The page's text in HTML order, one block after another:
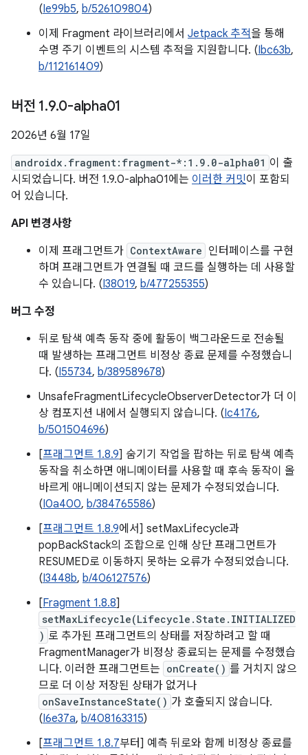
(Ie99b5, b/526109804)
이제 Fragment 라이브러리에서 Jetpack 추적을 통해
수명 주기 이벤트의 시스템 추적을 지원합니다. (Ibc63b,
b/112161409)
버전 1.9.0-alpha01
2026년 6월 17일
androidx.fragment:fragment-*:1.9.0-alpha01 이 출
시되었습니다. 버전 1.9.0-alpha01에는 이러한 커밋이 포함되
어 있습니다.
API 변경사항
이제 프래그먼트가 ContextAware 인터페이스를 구현
하며 프래그먼트가 연결될 때 코드를 실행하는 데 사용할
수 있습니다. (I38019, b/477255355)
버그 수정
뒤로 탐색 예측 동작 중에 활동이 백그라운드로 전송될
때 발생하는 프래그먼트 비정상 종료 문제를 수정했습니
다. (I55734, b/389589678)
UnsafeFragmentLifecycleObserverDetector가 더 이
상 컴포지션 내에서 실행되지 않습니다. (Ic4176,
b/501504696)
[프래그먼트 1.8.9] 숨기기 작업을 팝하는 뒤로 탐색 예측
동작을 취소하면 애니메이터를 사용할 때 후속 동작이 올
바르게 애니메이션되지 않는 문제가 수정되었습니다.
(I0a400, b/384765586)
[프래그먼트 1.8.9에서] setMaxLifecycle과
popBackStack의 조합으로 인해 상단 프래그먼트가
RESUMED로 이동하지 못하는 오류가 수정되었습니다.
(I3448b, b/406127576)
[Fragment 1.8.8]
setMaxLifecycle(Lifecycle.State.INITIALIZED
) 로 추가된 프래그먼트의 상태를 저장하려고 할 때
FragmentManager가 비정상 종료되는 문제를 수정했습
니다. 이러한 프래그먼트는 onCreate() 를 거치지 않으
므로 더 이상 저장된 상태가 없거나
onSaveInstanceState() 가 호출되지 않습니다.
(I6e37a, b/408163315)
[프래그먼트 1.8.7부터] 예측 뒤로와 함께 비정상 종료를